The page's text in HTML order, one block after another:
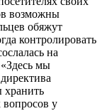
возможны
обяжут
контролировать
на
мы
хранить
у